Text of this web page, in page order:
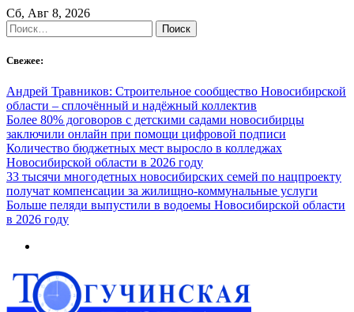
Skip
to
content
Сб, Авг 8, 2026
Найти:
Свежее:
Андрей Травников: Строительное сообщество Новосибирской
области – сплочённый и надёжный коллектив
Более 80% договоров с детскими садами новосибирцы
заключили онлайн при помощи цифровой подписи
Количество бюджетных мест выросло в колледжах
Новосибирской области в 2026 году
33 тысячи многодетных новосибирских семей по нацпроекту
получат компенсации за жилищно-коммунальные услуги
Больше пеляди выпустили в водоемы Новосибирской области
в 2026 году